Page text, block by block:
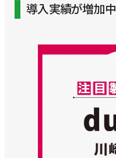
導入実績が増加中